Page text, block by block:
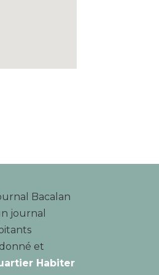
Bacalan
journal
et
Habiter